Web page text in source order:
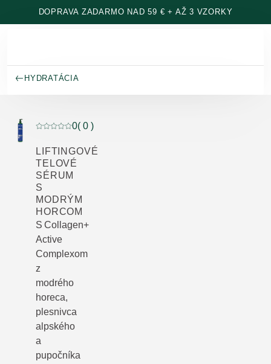
Prejsť na hlavný obsah
DOPRAVA ZADARMO NAD 59 € + AŽ 3 VZORKY
HYDRATÁCIA
Aktuálne hodnotenie: 0 z 5 hviezdičiek hodnotené 0
0( 0 )
LIFTINGOVÉ
TELOVÉ
SÉRUM
S
MODRÝM
HORCOM
S Collagen+
Active
Complexom
z
modrého
horeca,
plesnivca
alpského
a
pupočníka